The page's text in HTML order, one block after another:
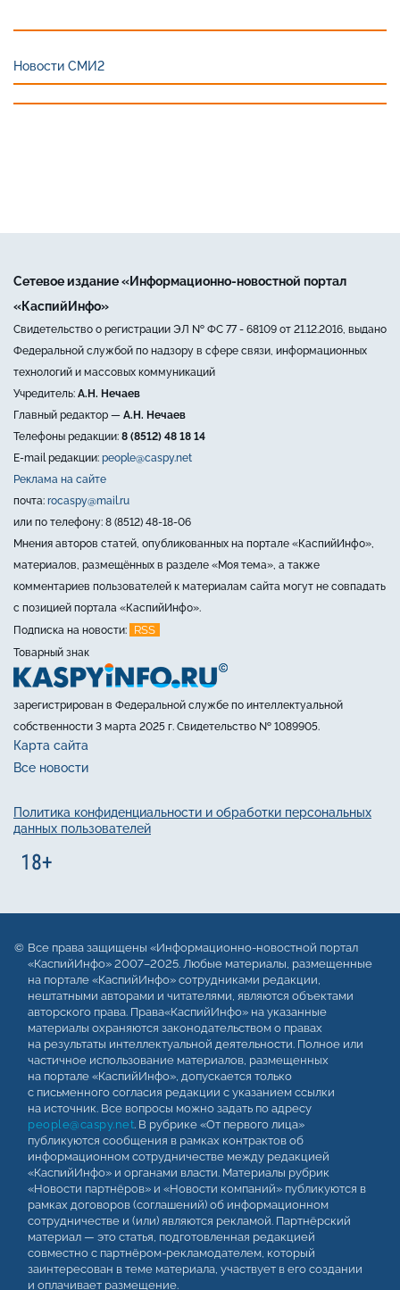
Новости СМИ2
Сетевое издание «Информационно-новостной портал
«КаспийИнфо»
Свидетельство о регистрации ЭЛ № ФС 77 - 68109 от 21.12.2016, выдано
Федеральной службой по надзору в сфере связи, информационных
технологий и массовых коммуникаций
Учредитель: А.Н. Нечаев
Главный редактор — А.Н. Нечаев
Телефоны редакции: 8 (8512) 48 18 14
E-mail редакции: people@caspy.net
Реклама на сайте
почта: rocaspy@mail.ru
или по телефону: 8 (8512) 48-18-06
Мнения авторов статей, опубликованных на портале «КаспийИнфо»,
материалов, размещённых в разделе «Моя тема», а также
комментариев пользователей к материалам сайта могут не совпадать
с позицией портала «КаспийИнфо».
Подписка на новости:
RSS
Товарный знак
зарегистрирован в Федеральной службе по интеллектуальной
собственности 3 марта 2025 г. Свидетельство № 1089905.
Карта сайта
Все новости
Политика конфиденциальности и обработки персональных
данных пользователей
Все права защищены «Информационно-новостной портал
«КаспийИнфо» 2007–2025. Любые материалы, размещенные
на портале «КаспийИнфо» сотрудниками редакции,
нештатными авторами и читателями, являются объектами
авторского права. Права«КаспийИнфо» на указанные
материалы охраняются законодательством о правах
на результаты интеллектуальной деятельности. Полное или
частичное использование материалов, размещенных
на портале «КаспийИнфо», допускается только
с письменного согласия редакции с указанием ссылки
на источник. Все вопросы можно задать по адресу
people@caspy.net. В рубрике «От первого лица»
публикуются сообщения в рамках контрактов об
информационном сотрудничестве между редакцией
«КаспийИнфо» и органами власти. Материалы рубрик
«Новости партнёров» и «Новости компаний» публикуются в
рамках договоров (соглашений) об информационном
сотрудничестве и (или) являются рекламой. Партнёрский
материал — это статья, подготовленная редакцией
совместно с партнёром-рекламодателем, который
заинтересован в теме материала, участвует в его создании
и оплачивает размещение.